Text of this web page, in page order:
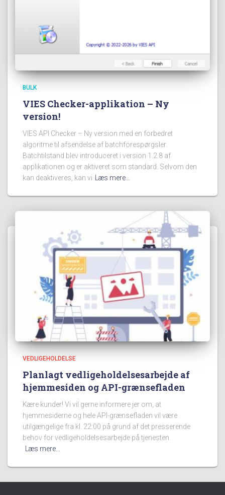
BULK
VIES Checker-applikation – Ny
version!
VIES API Checker – Ny version med en forbedret
algoritme til afsendelse af batchforespørgsler.
Batchtilstand blev introduceret i version 1.2.8 af
applikationen og er aktiveret som standard. Selvom den
kan deaktiveres, kan vi Læs mere…
VEDLIGEHOLDELSE
Planlagt vedligeholdelsesarbejde af
hjemmesiden og API-grænsefladen
Kære kunder! Vi vil gerne informere jer om, at
hjemmesiderne og hele API-grænsefladen vil være
utilgængelige fra kl. 22:00 på grund af det presserende
behov for vedligeholdelsesarbejde på tjenesten.
Læs mere…